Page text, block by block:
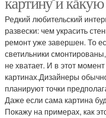
Редкий любительский
развески: чем украсить
ремонт уже завершен. То
светильники
не хватает. И в этот
картинах.Дизайнеры
планируют точки
Даже если сама картина
Покажу на примерах, как